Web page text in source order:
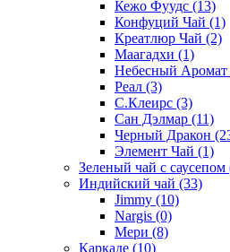
Кежо Фуудс (13)
Конфуций Чай (1)
Креатлюр Чай (2)
Маагадхи (1)
Небесный Аромат
Реал (3)
С.Клеирс (3)
Сан Дэлмар (11)
Черный Дракон
Элемент Чай (1)
Зеленый чай с саусепом
Индийский чай (33)
Jimmy (10)
Nargis (0)
Мери (8)
Каркаде (10)